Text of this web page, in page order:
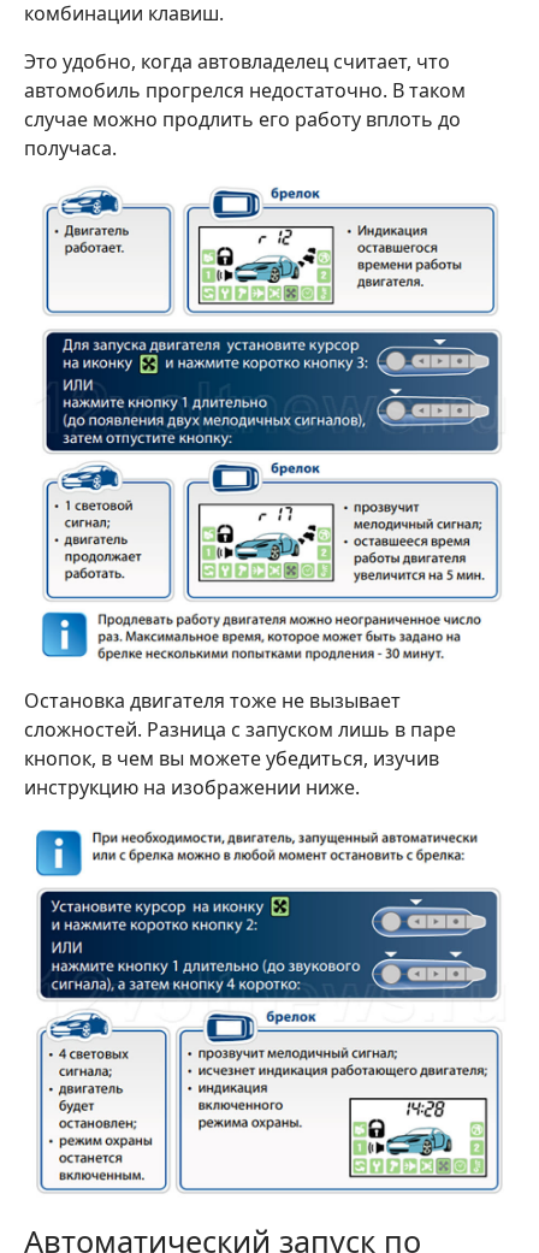
комбинации клавиш.
Это удобно, когда автовладелец считает, что
автомобиль прогрелся недостаточно. В таком
случае можно продлить его работу вплоть до
получаса.
Остановка двигателя тоже не вызывает
сложностей. Разница с запуском лишь в паре
кнопок, в чем вы можете убедиться, изучив
инструкцию на изображении ниже.
Автоматический запуск по